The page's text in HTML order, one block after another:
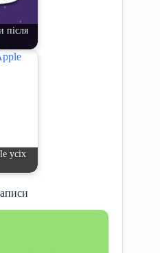
після
усіх